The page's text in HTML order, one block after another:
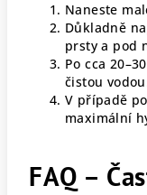
Naneste
Důkladně
prsty a pod
Po cca
čistou
V případě
maximální
FAQ –